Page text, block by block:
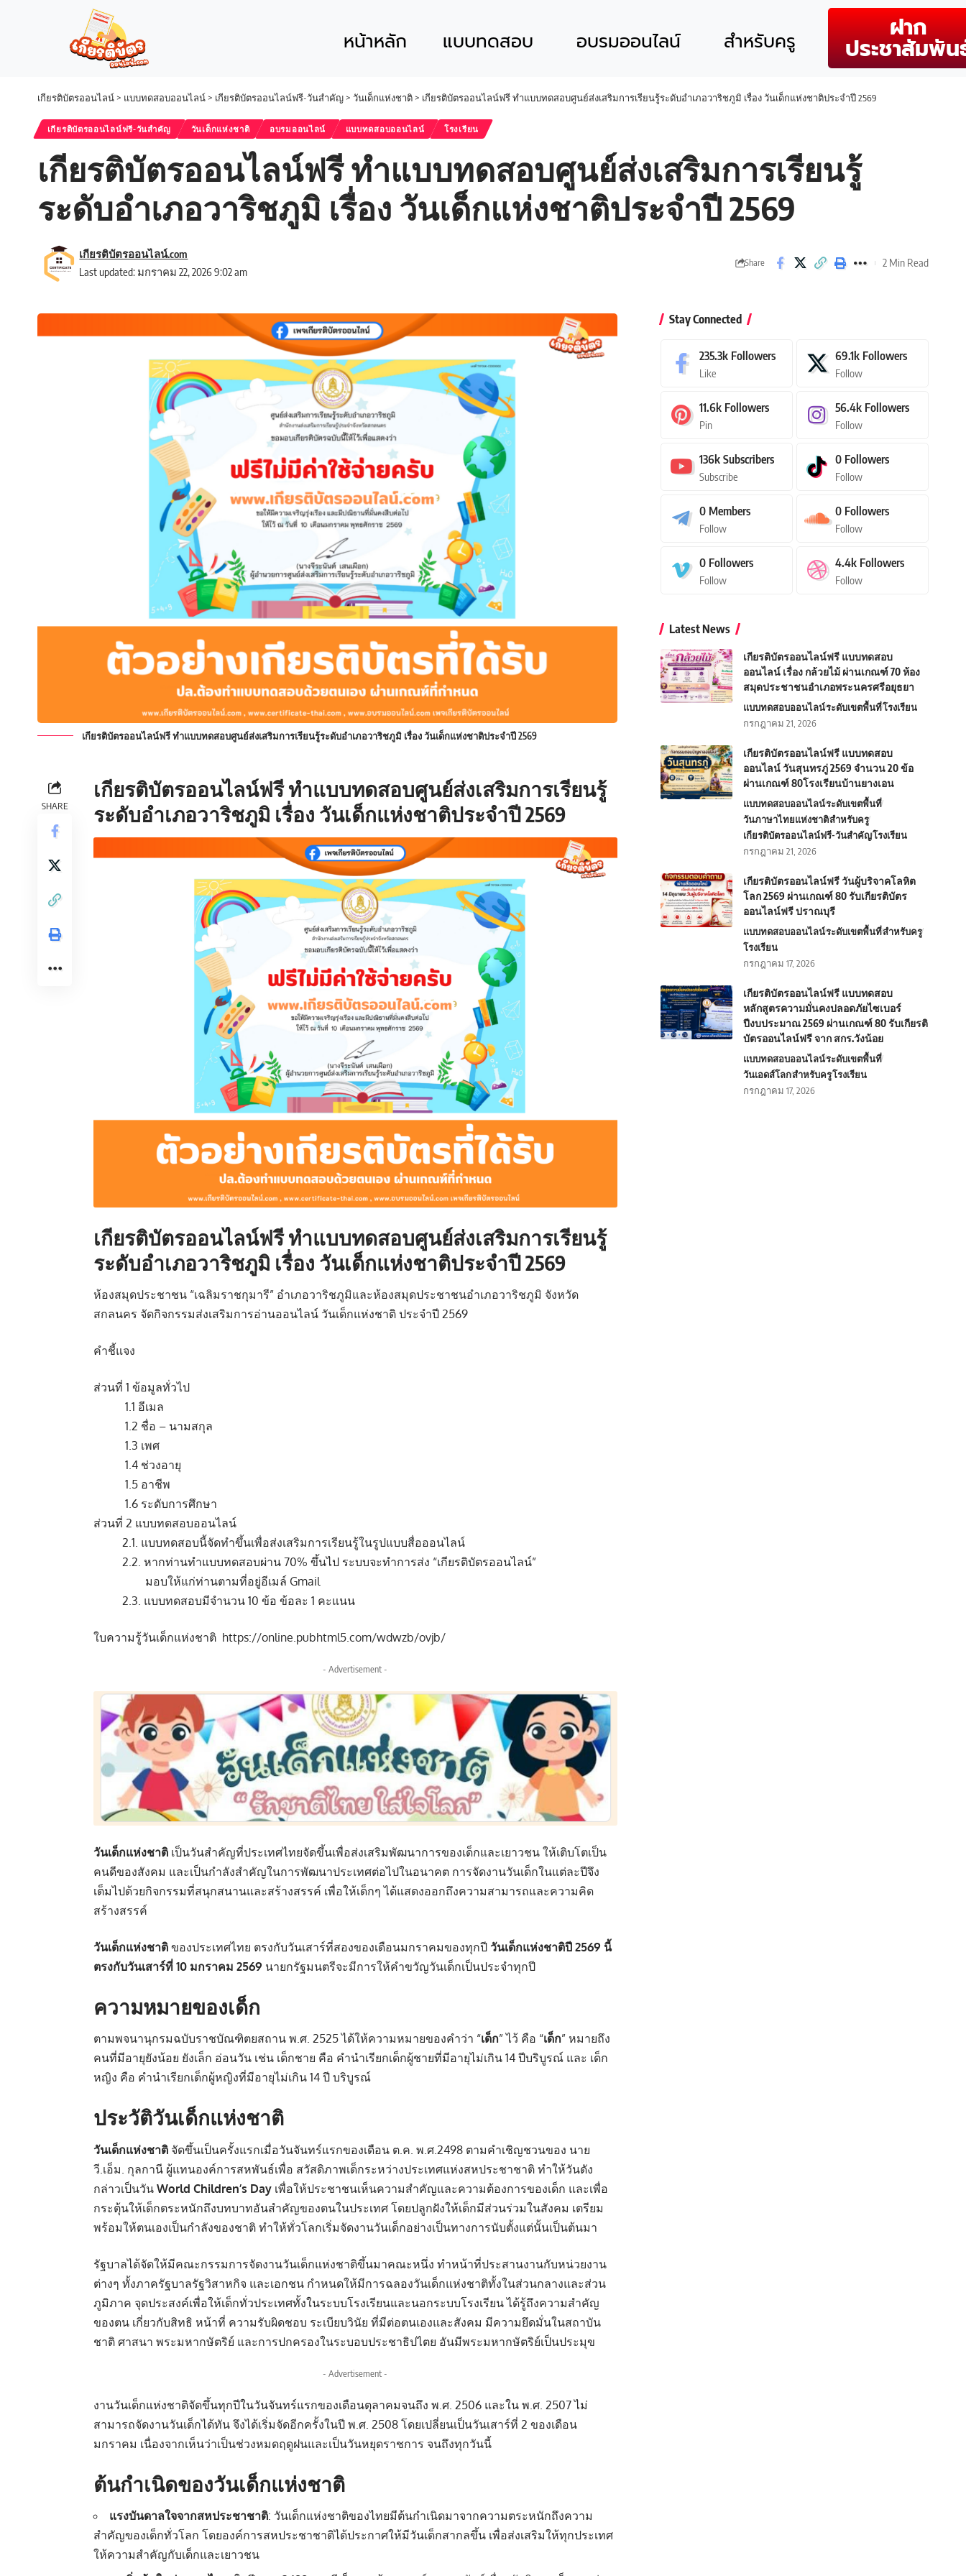
หน้าหลัก แบบทดสอบ อบรมออนไลน์ สำหรับครู ฝาก
ประชาสัมพัน
เกียรติบัตรออนไลน์ > แบบทดสอบออนไลน์ > เกียรติบัตรออนไลน์ฟรี-วันสำคัญ > วันเด็กแห่งชาติ > เกียรติบัตรออนไลน์ฟรี ทำแบบทดสอบศูนย์ส่งเสริมการเรียนรู้ระดับอำเภอวาริชภูมิ เรื่อง วันเด็กแห่งชาติประจำปี 2569
เกียรติบัตรออนไลน์ฟรี-วันสำคัญ วันเด็กแห่งชาติ อบรมออนไลน์ แบบทดสอบออนไลน์ โรงเรียน
เกียรติบัตรออนไลน์ฟรี ทำแบบทดสอบศูนย์ส่งเสริมการเรียนรู้
ระดับอำเภอวาริชภูมิ เรื่อง วันเด็กแห่งชาติประจำปี 2569
Last updated: มกราคม 22, 2026 9:02 am
เกียรติบัตรออนไลน์.com
Share 2 Min Read
เกียรติบัตรออนไลน์ฟรี ทำแบบทดสอบศูนย์ส่งเสริมการเรียนรู้ระดับอำเภอวาริชภูมิ เรื่อง วันเด็กแห่งชาติประจำปี 2569
SHARE
เกียรติบัตรออนไลน์ฟรีทำแบบทดสอบศูนย์ส่งเสริมการเรียนรู้
ระดับอำเภอวาริชภูมิ เรื่อง วันเด็กแห่งชาติประจำปี 2569
เกียรติบัตรออนไลน์ฟรีทำแบบทดสอบศูนย์ส่งเสริมการเรียนรู้
ระดับอำเภอวาริชภูมิ เรื่อง วันเด็กแห่งชาติประจำปี 2569
ห้องสมุดประชาชน “เฉลิมราชกุมารี” อำเภอวาริชภูมิและห้องสมุดประชาชนอำเภอวาริชภูมิ จังหวัด
สกลนคร จัดกิจกรรมส่งเสริมการอ่านออนไลน์ วันเด็กแห่งชาติ ประจำปี 2569
คำชี้แจง
ส่วนที่ 1 ข้อมูลทั่วไป
1.1 อีเมล
1.2 ชื่อ – นามสกุล
1.3 เพศ
1.4 ช่วงอายุ
1.5 อาชีพ
1.6 ระดับการศึกษา
ส่วนที่ 2 แบบทดสอบออนไลน์
2.1. แบบทดสอบนี้จัดทำขึ้นเพื่อส่งเสริมการเรียนรู้ในรูปแบบสื่อออนไลน์
2.2. หากท่านทำแบบทดสอบผ่าน 70% ขึ้นไป ระบบจะทำการส่ง “เกียรติบัตรออนไลน์”
มอบให้แก่ท่านตามที่อยู่อีเมล์ Gmail
2.3. แบบทดสอบมีจำนวน 10 ข้อ ข้อละ 1 คะแนน
ใบความรู้วันเด็กแห่งชาติ https://online.pubhtml5.com/wdwzb/ovjb/
- Advertisement -
วันเด็กแห่งชาติ เป็นวันสำคัญที่ประเทศไทยจัดขึ้นเพื่อส่งเสริมพัฒนาการของเด็กและเยาวชน ให้เติบโตเป็น
คนดีของสังคม และเป็นกำลังสำคัญในการพัฒนาประเทศต่อไปในอนาคต การจัดงานวันเด็กในแต่ละปีจึง
เต็มไปด้วยกิจกรรมที่สนุกสนานและสร้างสรรค์ เพื่อให้เด็กๆ ได้แสดงออกถึงความสามารถและความคิด
สร้างสรรค์
วันเด็กแห่งชาติ ของประเทศไทย ตรงกับวันเสาร์ที่สองของเดือนมกราคมของทุกปี วันเด็กแห่งชาติปี 2569 นี้
ตรงกับวันเสาร์ที่ 10 มกราคม 2569 นายกรัฐมนตรีจะมีการให้คำขวัญวันเด็กเป็นประจำทุกปี
ความหมายของเด็ก
ตามพจนานุกรมฉบับราชบัณฑิตยสถาน พ.ศ. 2525 ได้ให้ความหมายของคำว่า “เด็ก” ไว้ คือ “เด็ก” หมายถึง
คนที่มีอายุยังน้อย ยังเล็ก อ่อนวัน เช่น เด็กชาย คือ คำนำเรียกเด็กผู้ชายที่มีอายุไม่เกิน 14 ปีบริบูรณ์ และ เด็ก
หญิง คือ คำนำเรียกเด็กผู้หญิงที่มีอายุไม่เกิน 14 ปี บริบูรณ์
ประวัติวันเด็กแห่งชาติ
วันเด็กแห่งชาติ จัดขึ้นเป็นครั้งแรกเมื่อวันจันทร์แรกของเดือน ต.ค. พ.ศ.2498 ตามคำเชิญชวนของ นาย
วี.เอ็ม. กุลกานี ผู้แทนองค์การสหพันธ์เพื่อ สวัสดิภาพเด็กระหว่างประเทศแห่งสหประชาชาติ ทำให้วันดัง
กล่าวเป็นวัน World Children’s Day เพื่อให้ประชาชนเห็นความสำคัญและความต้องการของเด็ก และเพื่อ
กระตุ้นให้เด็กตระหนักถึงบทบาทอันสำคัญของตนในประเทศ โดยปลูกฝังให้เด็กมีส่วนร่วมในสังคม เตรียม
พร้อมให้ตนเองเป็นกำลังของชาติ ทำให้ทั่วโลกเริ่มจัดงานวันเด็กอย่างเป็นทางการนับตั้งแต่นั้นเป็นต้นมา
รัฐบาลได้จัดให้มีคณะกรรมการจัดงานวันเด็กแห่งชาติขึ้นมาคณะหนึ่ง ทำหน้าที่ประสานงานกับหน่วยงาน
ต่างๆ ทั้งภาครัฐบาลรัฐวิสาหกิจ และเอกชน กำหนดให้มีการฉลองวันเด็กแห่งชาติทั้งในส่วนกลางและส่วน
ภูมิภาค จุดประสงค์เพื่อให้เด็กทั่วประเทศทั้งในระบบโรงเรียนและนอกระบบโรงเรียน ได้รู้ถึงความสำคัญ
ของตน เกี่ยวกับสิทธิ หน้าที่ ความรับผิดชอบ ระเบียบวินัย ที่มีต่อตนเองและสังคม มีความยึดมั่นในสถาบัน
ชาติ ศาสนา พระมหากษัตริย์ และการปกครองในระบอบประชาธิปไตย อันมีพระมหากษัตริย์เป็นประมุข
- Advertisement -
งานวันเด็กแห่งชาติจัดขึ้นทุกปีในวันจันทร์แรกของเดือนตุลาคมจนถึง พ.ศ. 2506 และใน พ.ศ. 2507 ไม่
สามารถจัดงานวันเด็กได้ทัน จึงได้เริ่มจัดอีกครั้งในปี พ.ศ. 2508 โดยเปลี่ยนเป็นวันเสาร์ที่ 2 ของเดือน
มกราคม เนื่องจากเห็นว่าเป็นช่วงหมดฤดูฝนและเป็นวันหยุดราชการ จนถึงทุกวันนี้
ต้นกำเนิดของวันเด็กแห่งชาติ
แรงบันดาลใจจากสหประชาชาติ: วันเด็กแห่งชาติของไทยมีต้นกำเนิดมาจากความตระหนักถึงความ
สำคัญของเด็กทั่วโลก โดยองค์การสหประชาชาติได้ประกาศให้มีวันเด็กสากลขึ้น เพื่อส่งเสริมให้ทุกประเทศ
ให้ความสำคัญกับเด็กและเยาวชน
Stay Connected
235.3k Followers
Like
69.1k Followers
Follow
11.6k Followers
Pin
56.4k Followers
Follow
136k Subscribers
Subscribe
0 Followers
Follow
0 Members
Follow
0 Followers
Follow
0 Followers
Follow
4.4k Followers
Follow
Latest News
เกียรติบัตรออนไลน์ฟรี แบบทดสอบ
ออนไลน์ เรื่อง กล้วยไม้ ผ่านเกณฑ์ 70 ห้อง
สมุดประชาชนอำเภอพระนครศรีอยุธยา
แบบทดสอบออนไลน์ระดับเขตพื้นที่โรงเรียน
กรกฎาคม 21, 2026
เกียรติบัตรออนไลน์ฟรี แบบทดสอบ
ออนไลน์ วันสุนทรภู่ 2569 จำนวน 20 ข้อ
ผ่านเกณฑ์ 80โรงเรียนบ้านยางเอน
แบบทดสอบออนไลน์ระดับเขตพื้นที่
วันภาษาไทยแห่งชาติสำหรับครู
เกียรติบัตรออนไลน์ฟรี-วันสำคัญโรงเรียน
กรกฎาคม 21, 2026
เกียรติบัตรออนไลน์ฟรี วันผู้บริจาคโลหิต
โลก 2569 ผ่านเกณฑ์ 80 รับเกียรติบัตร
ออนไลน์ฟรี ปราณบุรี
แบบทดสอบออนไลน์ระดับเขตพื้นที่สำหรับครู
โรงเรียน
กรกฎาคม 17, 2026
เกียรติบัตรออนไลน์ฟรี แบบทดสอบ
หลักสูตรความมั่นคงปลอดภัยไซเบอร์
ปีงบประมาณ 2569 ผ่านเกณฑ์ 80 รับเกียรติ
บัตรออนไลน์ฟรี จาก สกร.วังน้อย
แบบทดสอบออนไลน์ระดับเขตพื้นที่
วันเอดส์โลกสำหรับครูโรงเรียน
กรกฎาคม 17, 2026